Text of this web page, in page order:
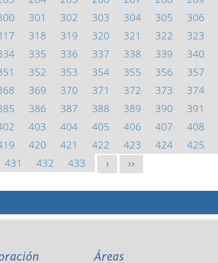
301 302 303 304 305 306
318 319 320 321 322 323
335 336 337 338 339 340
352 353 354 355 356 357
369 370 371 372 373 374
386 387 388 389 390 391
403 404 405 406 407 408
420 421 422 423 424 425
431
432 433 > >>
Áreas